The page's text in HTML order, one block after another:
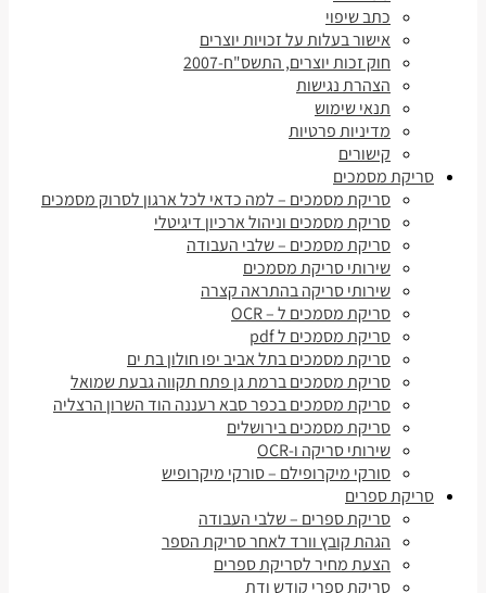
כתב שיפוי
אישור בעלות על זכויות יוצרים
חוק זכות יוצרים, התשס"ח-2007
הצהרת נגישות
תנאי שימוש
מדיניות פרטיות
קישורים
סריקת מסמכים
סריקת מסמכים – למה כדאי לכל ארגון לסרוק מסמכים
סריקת מסמכים וניהול ארכיון דיגיטלי
סריקת מסמכים – שלבי העבודה
שירותי סריקת מסמכים
שירותי סריקה בהתראה קצרה
סריקת מסמכים ל – OCR
סריקת מסמכים ל pdf
סריקת מסמכים בתל אביב יפו חולון בת ים
סריקת מסמכים ברמת גן פתח תקווה גבעת שמואל
סריקת מסמכים בכפר סבא רעננה הוד השרון הרצליה
סריקת מסמכים בירושלים
שירותי סריקה ו-OCR
סורקי מיקרופילם – סורקי מיקרופיש
סריקת ספרים
סריקת ספרים – שלבי העבודה
הגהת קובץ וורד לאחר סריקת הספר
הצעת מחיר לסריקת ספרים
סריקת ספרי קודש ודת